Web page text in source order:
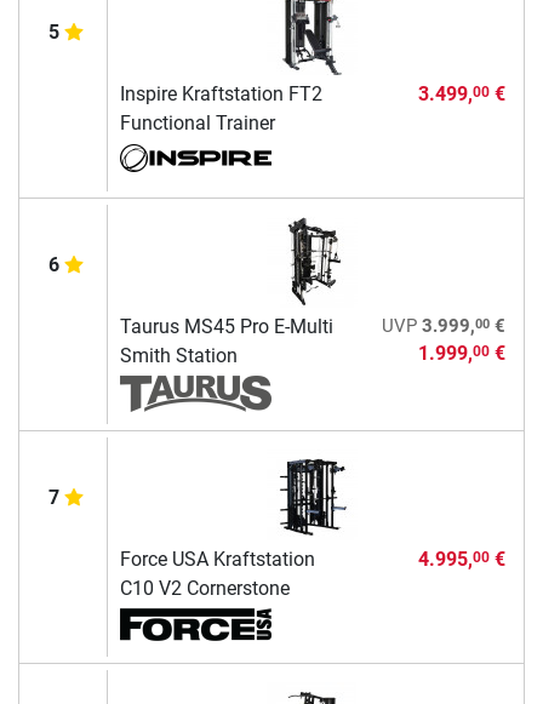
5
Inspire Kraftstation FT2
Functional Trainer
3.499,00€
6
Taurus MS45 Pro E-Multi
Smith Station
UVP 3.999,00€
1.999,00€
7
Force USA Kraftstation
C10 V2 Cornerstone
4.995,00€